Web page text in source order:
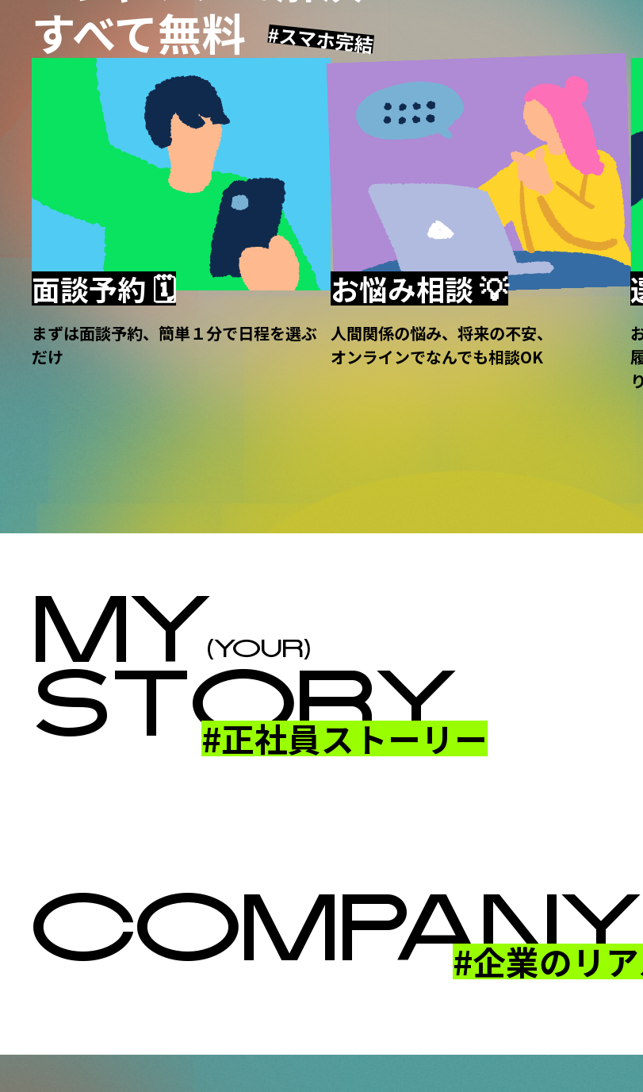
すべて無料 #スマホ完結
面談予約 🗓️
まずは面談予約、簡単１分で日程を選ぶ
だけ
お悩み相談 💡
人間関係の悩み、将来の不安、
オンラインでなんでも相談OK
MY(YOUR)
STORY
#正社員ストーリー
入社の経緯 DSP株式会社 Case01 26歳・営業 正社員になった理由 Case02 24歳・施工管理 正社員になった理由
COMPANY
#企業のリ
企業紹介 株式会社アドバンス 会社説明_株式会社スイート・ピア